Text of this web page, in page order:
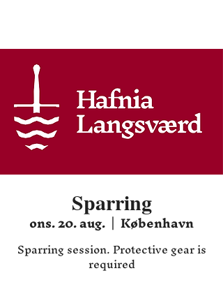
Sparring
ons. 20. aug.
  |
København
Sparring session. Protective gear is
required